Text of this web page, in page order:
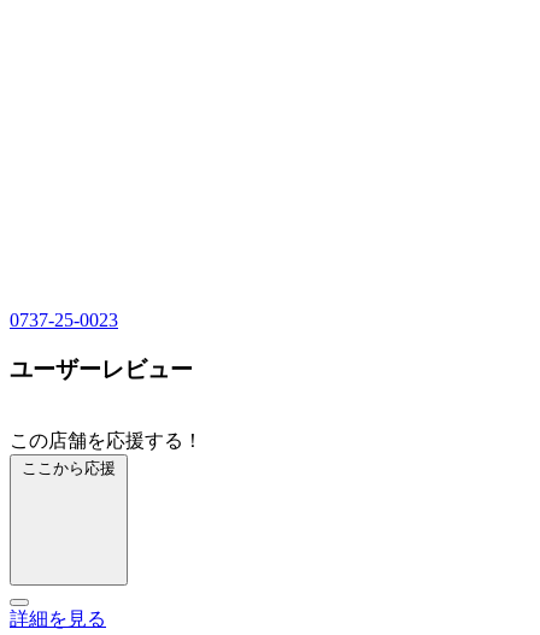
0737-25-0023
ユーザーレビュー
この店舗を応援する！
ここから応援
詳細を見る